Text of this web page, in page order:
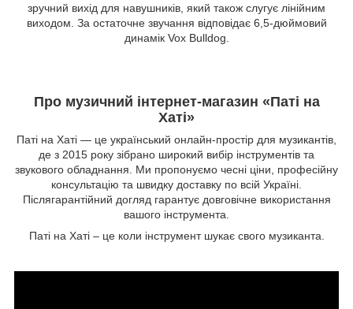
зручний вихід для навушників, який також слугує лінійним
виходом. За остаточне звучання відповідає 6,5-дюймовий
динамік Vox Bulldog.
Про музичний інтернет-магазин «Паті на
Хаті»
Паті на Хаті — це український онлайн-простір для музикантів,
де з 2015 року зібрано широкий вибір інструментів та
звукового обладнання. Ми пропонуємо чесні ціни, професійну
консультацію та швидку доставку по всій Україні.
Післягарантійний догляд гарантує довговічне використання
вашого інструмента.
Паті на Хаті – це коли інструмент шукає свого музиканта.